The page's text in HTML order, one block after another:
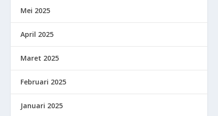
Mei 2025
April 2025
Maret 2025
Februari 2025
Januari 2025